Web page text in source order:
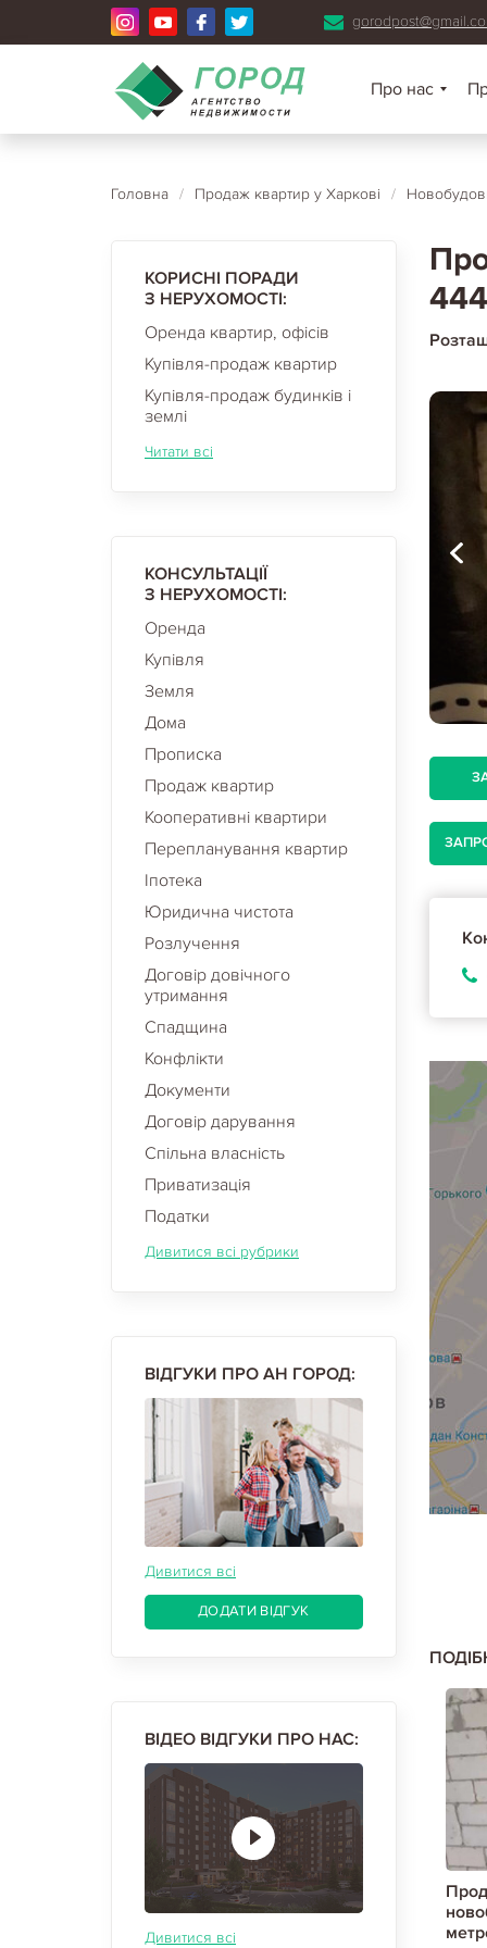
Про нас
Головна / Продаж квартир у Харкові /
КОРИСНІ ПОРАДИ
З НЕРУХОМОСТІ:
Оренда квартир, офісів
Купівля-продаж квартир
Купівля-продаж будинків і
землі
Читати всі
КОНСУЛЬТАЦІЇ
З НЕРУХОМОСТІ:
Оренда
Купівля
Земля
Дома
Прописка
Продаж квартир
Кооперативні квартири
Перепланування квартир
Іпотека
Юридична чистота
Розлучення
Договір довічного
утримання
Спадщина
Конфлікти
Документи
Договір дарування
Спільна власність
Приватизація
Податки
Дивитися всі рубрики
ВІДГУКИ ПРО АН ГОРОД:
Дивитися всі
ДОДАТИ ВІДГУК
ВІДЕО ВІДГУКИ ПРО НАС:
Дивитися всі
Продам 2-х кімнатну квартиру в
новобудові, ХТЗ, ХТЗ метро, Код:
809741/1